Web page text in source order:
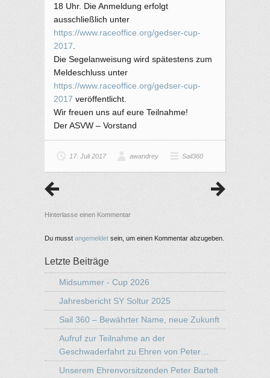
18 Uhr. Die Anmeldung erfolgt
ausschließlich unter
https://www.raceoffice.org/gedser-cup-
2017
Die Segelanweisung wird spätestens zum
Meldeschluss unter
https://www.raceoffice.org/gedser-cup-
2017 veröffentlicht.
Wir freuen uns auf eure Teilnahme!
Der ASVW – Vorstand
17. Juli 2017 awandrey Sail360
Hinterlasse einen Kommentar
Du musst angemeldet sein, um einen Kommentar abzugeben.
Letzte Beiträge
Midsummer - Cup 2026
Jahresbericht SY Soltur 2025
Sail 360 – Bewährter Name, neue Zukunft
Aufruf zur Teilnahme an der
Geschwaderfahrt zu Ehren von Peter…
Unserem Ehrenvorsitzenden Peter Bartelt